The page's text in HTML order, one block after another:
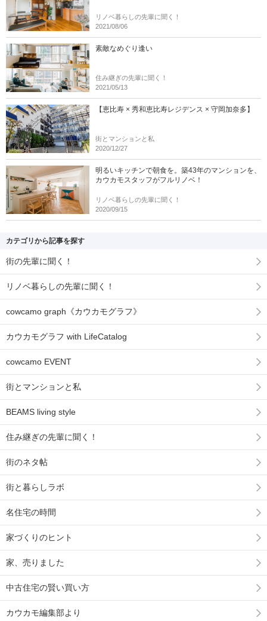
リノベ暮らしの先輩に聞く！
2021/08/06
素敵なめぐり逢い
住み継ぎの先輩に聞く！
2021/05/13
【恵比寿 × 秀和恵比寿レジデンス × 守岡加奈多】
街とマンションと私
2020/12/27
明るいキッチンで朝食を。築43年のマンションを、
カウカモスタッフがフルリノベ！
リノベ暮らしの先輩に聞く！
2020/09/15
カテゴリから記事を探す
街の先輩に聞く！
リノベ暮らしの先輩に聞く！
cowcamo graph《カウカモグラフ》
カウカモグラフ with LifeCatalog
cowcamo EVENT
街とマンションと私
BEAMS living style
住み継ぎの先輩に聞く！
街のネタ帖
街と暮らしラボ
名住宅の時間
家づくりのヒント
家、売りました
中古住宅の賢い買い方
カウカモ編集部より